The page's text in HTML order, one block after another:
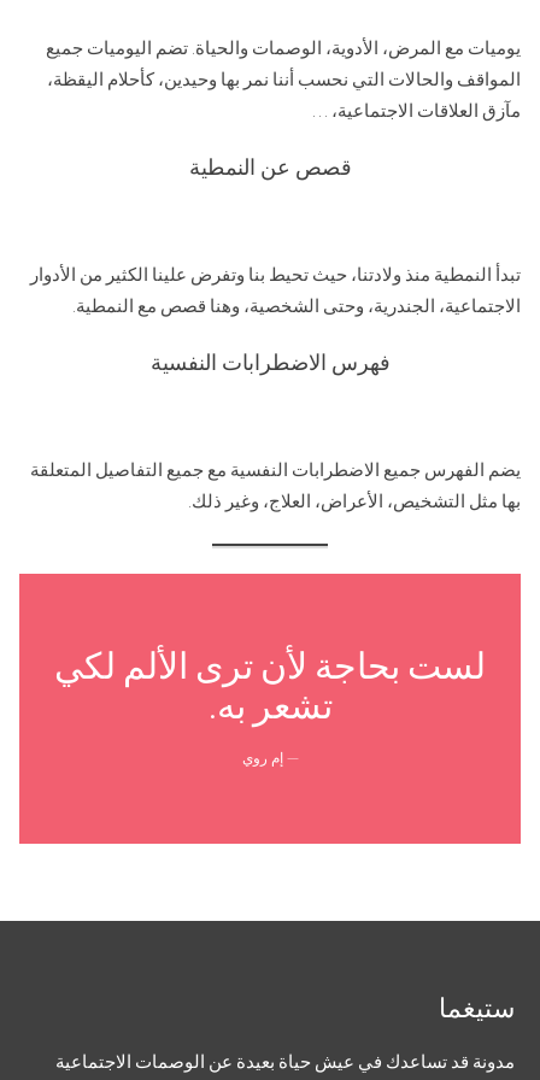
يوميات مع المرض، الأدوية، الوصمات والحياة. تضم اليوميات جميع
المواقف والحالات التي نحسب أننا نمر بها وحيدين، كأحلام اليقظة،
مآزق العلاقات الاجتماعية، …
قصص عن النمطية
تبدأ النمطية منذ ولادتنا، حيث تحيط بنا وتفرض علينا الكثير من الأدوار
الاجتماعية، الجندرية، وحتى الشخصية، وهنا قصص مع النمطية.
فهرس الاضطرابات النفسية
يضم الفهرس جميع الاضطرابات النفسية مع جميع التفاصيل المتعلقة
بها مثل التشخيص، الأعراض، العلاج، وغير ذلك.
لست بحاجة لأن ترى الألم لكي
تشعر به.
— إم روي
ستيغما
مدونة قد تساعدك في عيش حياة بعيدة عن الوصمات الاجتماعية